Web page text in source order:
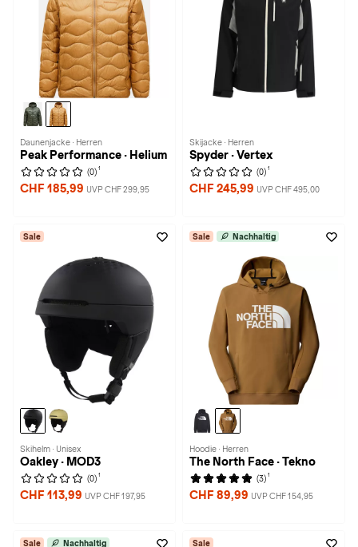
Daunenjacke · Herren
Peak Performance · Helium
(0) 1
CHF 185,99 UVP CHF 299,95
Skijacke · Herren
Spyder · Vertex
(0) 1
CHF 245,99 UVP CHF 495,00
Sale
Skihelm · Unisex
Oakley · MOD3
(0) 1
CHF 113,99 UVP CHF 197,95
Sale Nachhaltig
Hoodie · Herren
The North Face · Tekno
(3) 1
CHF 89,99 UVP CHF 154,95
Sale Nachhaltig Sale